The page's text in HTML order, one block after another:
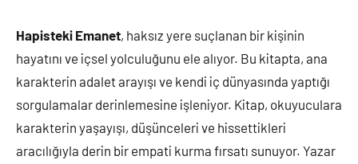
Hapisteki Emanet, haksız yere suçlanan bir kişinin
hayatını ve içsel yolculuğunu ele alıyor. Bu kitapta, ana
karakterin adalet arayışı ve kendi iç dünyasında yaptığı
sorgulamalar derinlemesine işleniyor. Kitap, okuyuculara
karakterin yaşayışı, düşünceleri ve hissettikleri
aracılığıyla derin bir empati kurma fırsatı sunuyor. Yazar